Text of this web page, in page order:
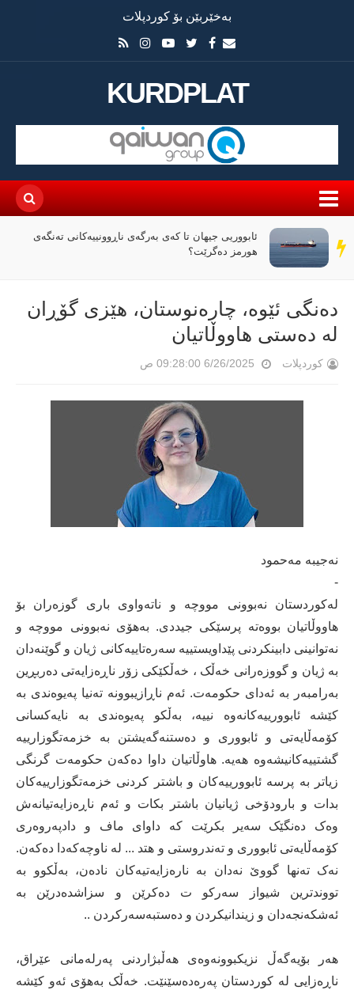
بەخێربێن بۆ کوردپلات
KURDPLAT
سەر
دێڕ
ئابووریی جیهان تا کەی بەرگەی ناڕوونییەکانی تەنگەی
هورمز دەگرێت؟
دەنگی ئێوە، چارەنوستان، هێزی گۆڕان
لە دەستی هاووڵاتیان
کوردپلات 6/26/2025 09:28:00 ص
نەجیبە مەحمود
-
لەکوردستان نەبوونی مووچە و ناتەواوی باری گوزەران بۆ
هاووڵاتیان بووەتە پرسێکی جیددی. بەهۆی نەبوونی مووچە و
نەتوانینی دابینکردنی پێداویستییە سەرەتاییەکانی ژیان و گوێنەدان
بە ژیان و گووزەرانی خەڵک ، خەڵکێکی زۆر ناڕەزایەتی دەربڕین
بەرامبەر بە ئەدای حکومەت. ئەم ناڕازیبوونە تەنیا پەیوەندی بە
کێشە ئابوورییەکانەوە نییە، بەڵکو پەیوەندی بە نایەکسانی
کۆمەڵایەتی و ئابووری و دەستنەگەیشتن بە خزمەتگوزارییە
گشتییەکانیشەوە هەیە. هاوڵاتیان داوا دەکەن حکومەت گرنگی
زیاتر بە پرسە ئابوورییەکان و باشتر کردنی خزمەتگوزارییەکان
بدات و بارودۆخی ژیانیان باشتر بکات و ئەم ناڕەزایەتیانەش
وەک دەنگێک سەیر بکرێت کە داوای ماف و دادپەروەری
کۆمەڵایەتی ئابووری و تەندروستی و هتد ... لە ناوچەکەدا دەکەن.
نەک تەنها گووێ نەدان بە نارەزایەتیەکان نادەن، بەڵکوو بە
تووندترین شیواز سەرکو ت دەکرێن و سزاشدەدرێن بە
ئەشکەنجەدان و زیندانیکردن و دەستبەسەرکردن ..
هەر بۆیەگەڵ نزیکبوونەوەی هەڵبژاردنی پەرلەمانی عێراق،
ناڕەزایی لە کوردستان پەرەدەسێنێت. خەڵک بەهۆی ئەو کێشە